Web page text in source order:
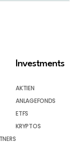
Investments
AKTIEN
ANLAGEFONDS
ETFS
KRYPTOS